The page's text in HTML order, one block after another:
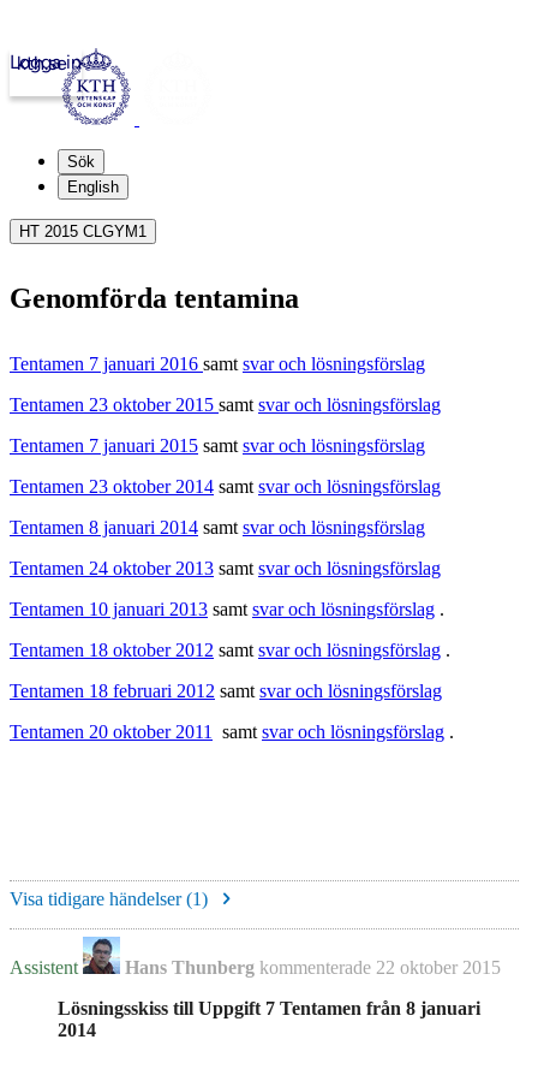
kth.se
Logga in
Sök
English
HT 2015 CLGYM1
Genomförda tentamina
Tentamen 7 januari 2016 samt svar och lösningsförslag
Tentamen 23 oktober 2015 samt svar och lösningsförslag
Tentamen 7 januari 2015 samt svar och lösningsförslag
Tentamen 23 oktober 2014 samt svar och lösningsförslag
Tentamen 8 januari 2014 samt svar och lösningsförslag
Tentamen 24 oktober 2013 samt svar och lösningsförslag
Tentamen 10 januari 2013 samt svar och lösningsförslag .
Tentamen 18 oktober 2012 samt svar och lösningsförslag .
Tentamen 18 februari 2012 samt svar och lösningsförslag
Tentamen 20 oktober 2011
samt svar och lösningsförslag .
Visa tidigare händelser (1)
Assistent Hans Thunberg kommenterade 22 oktober 2015
Lösningsskiss till Uppgift 7 Tentamen från 8 januari
2014